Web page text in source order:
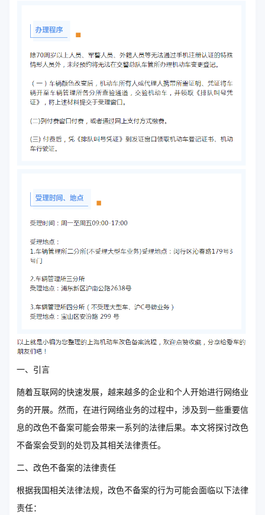
一、引言
随着互联网的快速发展，越来越多的企业和个人开始进行网络业
务的开展。然而，在进行网络业务的过程中，涉及到一些重要信
息的改色不备案可能会带来一系列的法律后果。本文将探讨改色
不备案会受到的处罚及其相关法律责任。
二、改色不备案的法律责任
根据我国相关法律法规，改色不备案的行为可能会面临以下法律
责任：